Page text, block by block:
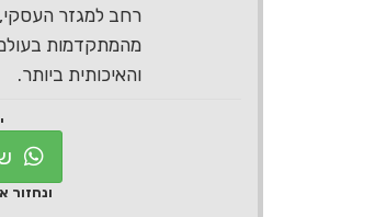
רחב למגזר
מהמתקדמות
והאיכותית ביותר.